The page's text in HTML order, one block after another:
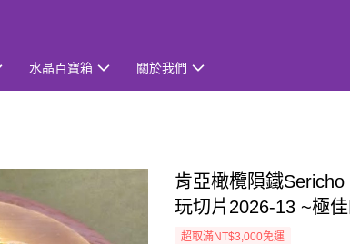
水晶百寶箱 關於我們
肯亞橄欖隕鐵
玩切片2026-13 ~極
超取滿NT$3,000免運